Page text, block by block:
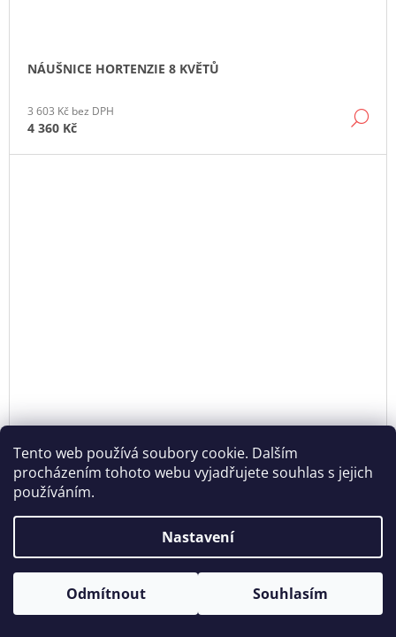
Tento web používá soubory cookie. Dalším
procházením tohoto webu vyjadřujete souhlas s jejich
používáním.
Nastavení
Odmítnout Souhlasím
Otevírací doba: Úterý - Neděle 11:00 - 19:00 ⎮ Pátek 6.8. - Neděle
NÁUŠNICE HORTENZIE 8 KVĚTŮ
3 603 Kč bez DPH
4 360 Kč
NÁUŠNICE HORTENZIE NA HÁČKU
3 150 Kč